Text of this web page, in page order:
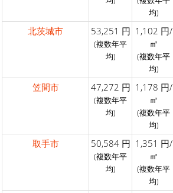
均)
北茨城市 53,251 円
(複数年平
均)
1,102 円/
㎡
(複数年平
均)
笠間市 47,272 円
(複数年平
均)
1,178 円/
㎡
(複数年平
均)
取手市 50,584 円
(複数年平
均)
1,351 円/
㎡
(複数年平
均)